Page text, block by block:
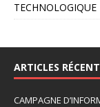
ARTICLES
CAMPAGNE